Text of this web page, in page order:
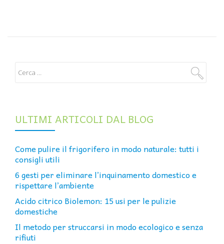
ULTIMI ARTICOLI DAL BLOG
Come pulire il frigorifero in modo naturale: tutti i
consigli utili
6 gesti per eliminare l’inquinamento domestico e
rispettare l’ambiente
Acido citrico Biolemon: 15 usi per le pulizie
domestiche
Il metodo per struccarsi in modo ecologico e senza
rifiuti